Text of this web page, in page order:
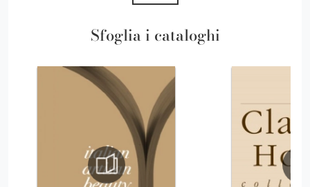
Sfoglia i cataloghi